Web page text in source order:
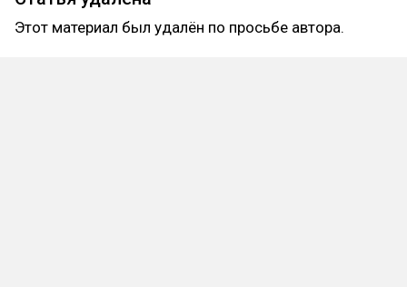
Этот материал был удалён по просьбе автора.